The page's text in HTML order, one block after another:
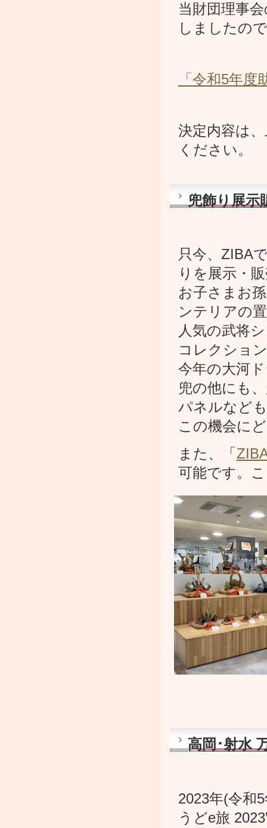
当財団理事
しましたの
「令和5年度
決定内容は
ください。
兜飾り展示
只今、ZIBA
りを展示・
お子さまお
ンテリアの
人気の武将
コレクショ
今年の大河
兜の他にも
パネルなど
この機会に
また、「
可能です。
高岡･射水
2023年(令和
うどe旅